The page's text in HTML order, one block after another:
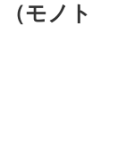
モノト